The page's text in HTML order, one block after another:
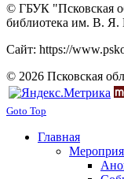
© ГБУК "Псковская
библиотека им. В. Я.
Сайт: https://
© 2026 Псковская
Goto Top
Главная